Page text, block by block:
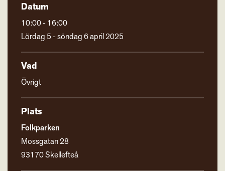
Datum
10:00 - 16:00
Lördag 5 - söndag 6 april 2025
Vad
Övrigt
Plats
Folkparken
Mossgatan 28
93170 Skellefteå